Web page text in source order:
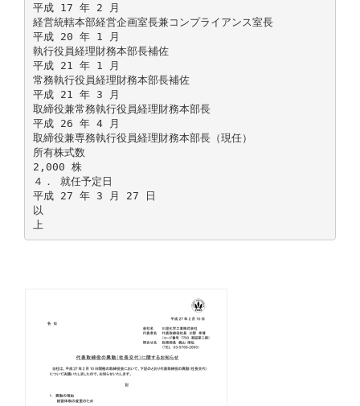
平成 17 年 2 月
経営統轄本部経営企画室長兼コンプライアンス室長
平成 20 年 1 月
執行役員経理財務本部長補佐
平成 21 年 1 月
常務執行役員経理財務本部長補佐
平成 21 年 3 月
取締役兼常務執行役員経理財務本部長
平成 26 年 4 月
取締役兼専務執行役員経理財務本部長（現任）
所有株式数
2,000 株
４． 就任予定日
平成 27 年 3 月 27 日
以